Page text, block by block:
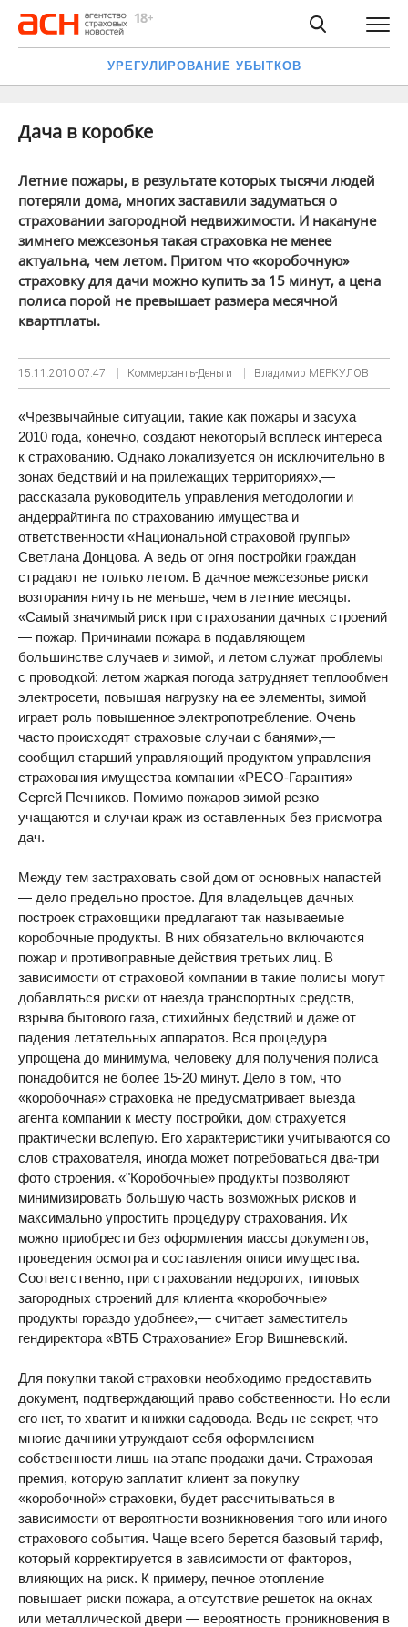
УРЕГУЛИРОВАНИЕ УБЫТКОВ
Дача в коробке
Летние пожары, в результате которых тысячи людей
потеряли дома, многих заставили задуматься о
страховании загородной недвижимости. И накануне
зимнего межсезонья такая страховка не менее
актуальна, чем летом. Притом что «коробочную»
страховку для дачи можно купить за 15 минут, а цена
полиса порой не превышает размера месячной
квартплаты.
15.11.2010 07:47 Коммерсантъ-Деньги Владимир МЕРКУЛОВ
«Чрезвычайные ситуации, такие как пожары и засуха
2010 года, конечно, создают некоторый всплеск интереса
к страхованию. Однако локализуется он исключительно в
зонах бедствий и на прилежащих территориях»,—
рассказала руководитель управления методологии и
андеррайтинга по страхованию имущества и
ответственности «Национальной страховой группы»
Светлана Донцова. А ведь от огня постройки граждан
страдают не только летом. В дачное межсезонье риски
возгорания ничуть не меньше, чем в летние месяцы.
«Самый значимый риск при страховании дачных строений
— пожар. Причинами пожара в подавляющем
большинстве случаев и зимой, и летом служат проблемы
с проводкой: летом жаркая погода затрудняет теплообмен
электросети, повышая нагрузку на ее элементы, зимой
играет роль повышенное электропотребление. Очень
часто происходят страховые случаи с банями»,—
сообщил старший управляющий продуктом управления
страхования имущества компании «РЕСО-Гарантия»
Сергей Печников. Помимо пожаров зимой резко
учащаются и случаи краж из оставленных без присмотра
дач.
Между тем застраховать свой дом от основных напастей
— дело предельно простое. Для владельцев дачных
построек страховщики предлагают так называемые
коробочные продукты. В них обязательно включаются
пожар и противоправные действия третьих лиц. В
зависимости от страховой компании в такие полисы могут
добавляться риски от наезда транспортных средств,
взрыва бытового газа, стихийных бедствий и даже от
падения летательных аппаратов. Вся процедура
упрощена до минимума, человеку для получения полиса
понадобится не более 15-20 минут. Дело в том, что
«коробочная» страховка не предусматривает выезда
агента компании к месту постройки, дом страхуется
практически вслепую. Его характеристики учитываются со
слов страхователя, иногда может потребоваться два-три
фото строения. «"Коробочные» продукты позволяют
минимизировать большую часть возможных рисков и
максимально упростить процедуру страхования. Их
можно приобрести без оформления массы документов,
проведения осмотра и составления описи имущества.
Соответственно, при страховании недорогих, типовых
загородных строений для клиента «коробочные»
продукты гораздо удобнее»,— считает заместитель
гендиректора «ВТБ Страхование» Егор Вишневский.
Для покупки такой страховки необходимо предоставить
документ, подтверждающий право собственности. Но если
его нет, то хватит и книжки садовода. Ведь не секрет, что
многие дачники утруждают себя оформлением
собственности лишь на этапе продажи дачи. Страховая
премия, которую заплатит клиент за покупку
«коробочной» страховки, будет рассчитываться в
зависимости от вероятности возникновения того или иного
страхового события. Чаще всего берется базовый тариф,
который корректируется в зависимости от факторов,
влияющих на риск. К примеру, печное отопление
повышает риски пожара, а отсутствие решеток на окнах
или металлической двери — вероятность проникновения в